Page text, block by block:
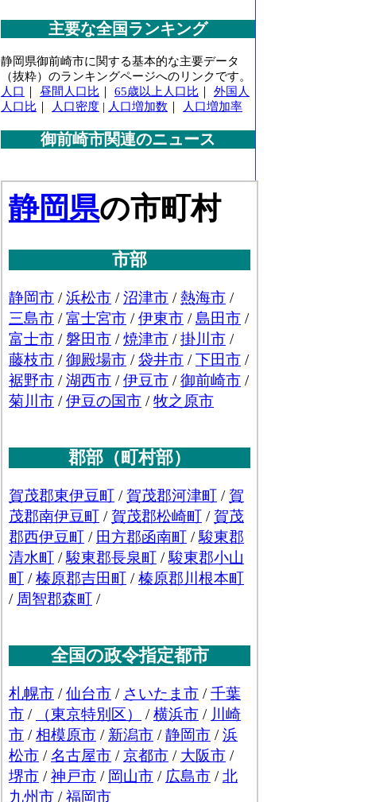
主要な全国ランキング
静岡県御前崎市に関する基本的な主要データ
（抜粋）のランキングページへのリンクです。
人口
昼間人口比 65歳以上人口比
外国人
人口比
人口密度 | 人口増加数 人口増加率
御前崎市関連のニュース